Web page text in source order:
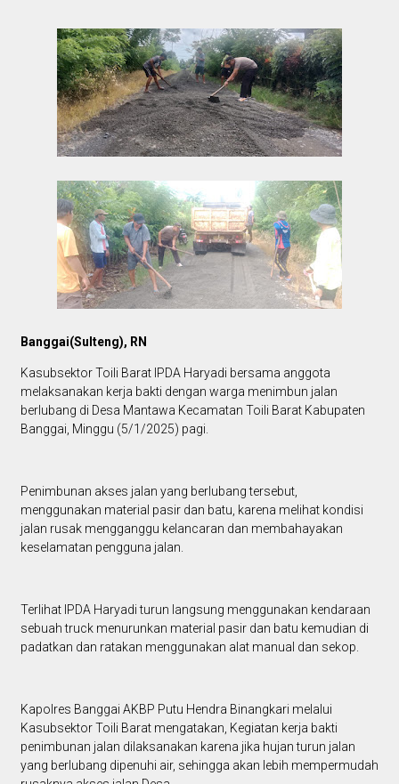
Banggai(Sulteng), RN
Kasubsektor Toili Barat IPDA Haryadi bersama anggota
melaksanakan kerja bakti dengan warga menimbun jalan
berlubang di Desa Mantawa Kecamatan Toili Barat Kabupaten
Banggai, Minggu (5/1/2025) pagi.
Penimbunan akses jalan yang berlubang tersebut,
menggunakan material pasir dan batu, karena melihat kondisi
jalan rusak mengganggu kelancaran dan membahayakan
keselamatan pengguna jalan.
Terlihat IPDA Haryadi turun langsung menggunakan kendaraan
sebuah truck menurunkan material pasir dan batu kemudian di
padatkan dan ratakan menggunakan alat manual dan sekop.
Kapolres Banggai AKBP Putu Hendra Binangkari melalui
Kasubsektor Toili Barat mengatakan, Kegiatan kerja bakti
penimbunan jalan dilaksanakan karena jika hujan turun jalan
yang berlubang dipenuhi air, sehingga akan lebih mempermudah